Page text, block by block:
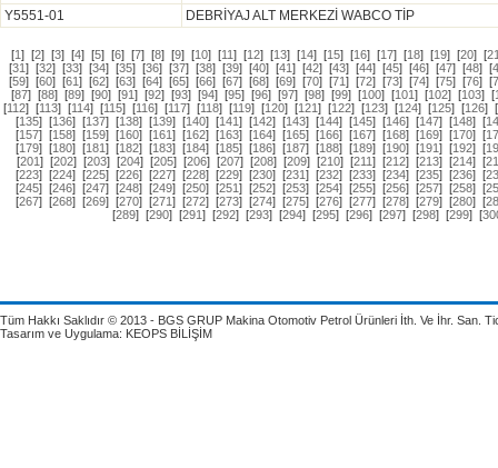
Y5551-01
DEBRİYAJ ALT MERKEZİ WABCO TİP
[1] [2] [3] [4] [5] [6] [7] [8] [9] [10] [11] [12] [13] [14] [15] [16] [17] [18] [19] [20] [
[31] [32] [33] [34] [35] [36] [37] [38] [39] [40] [41] [42] [43] [44] [45] [46] [47] [48] [
[59] [60] [61] [62] [63] [64] [65] [66] [67] [68] [69] [70] [71] [72] [73] [74] [75] [76] [
[87] [88] [89] [90] [91] [92] [93] [94] [95] [96] [97] [98] [99] [100] [101] [102] [103] [
[112] [113] [114] [115] [116] [117] [118] [119] [120] [121] [122] [123] [124] [125] [126] [
[135] [136] [137] [138] [139] [140] [141] [142] [143] [144] [145] [146] [147] [148] [
[157] [158] [159] [160] [161] [162] [163] [164] [165] [166] [167] [168] [169] [170] [
[179] [180] [181] [182] [183] [184] [185] [186] [187] [188] [189] [190] [191] [192] [
[201] [202] [203] [204] [205] [206] [207] [208] [209] [210] [211] [212] [213] [214] [
[223] [224] [225] [226] [227] [228] [229] [230] [231] [232] [233] [234] [235] [236] [
[245] [246] [247] [248] [249] [250] [251] [252] [253] [254] [255] [256] [257] [258] [
[267] [268] [269] [270] [271] [272] [273] [274] [275] [276] [277] [278] [279] [280] [
[289] [290] [291] [292] [293] [294] [295] [296] [297] [298] [299] [
Tüm Hakkı Saklıdır © 2013 - BGS GRUP Makina Otomotiv Petrol Ürünleri İth. Ve İhr. San.
Tasarım ve Uygulama: KEOPS BİLİŞİM